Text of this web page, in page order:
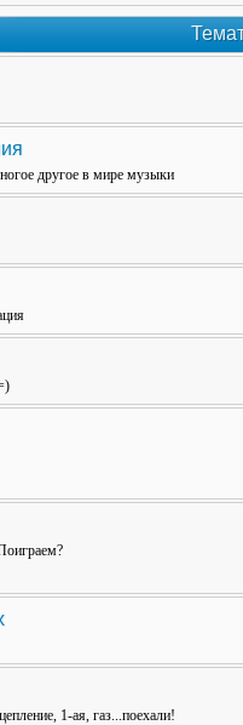
другое в мире музыки
1-ая, газ...поехали!